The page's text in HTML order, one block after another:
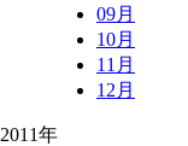
09月
10月
11月
12月
2011年